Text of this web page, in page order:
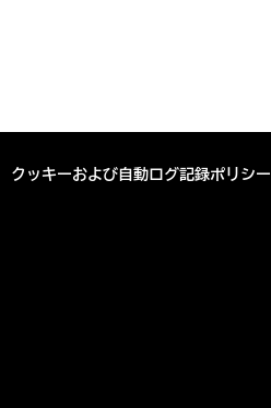
クッキーおよび自動ログ記録ポリシー